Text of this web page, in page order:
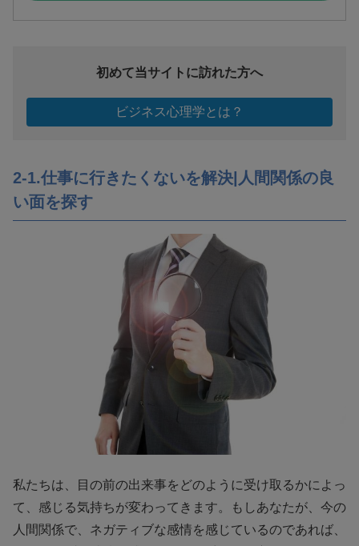
初めて当サイトに訪れた方へ
ビジネス心理学とは？
2-1.仕事に行きたくないを解決|人間関係の良
い面を探す
私たちは、目の前の出来事をどのように受け取るかによっ
て、感じる気持ちが変わってきます。もしあなたが、今の
人間関係で、ネガティブな感情を感じているのであれば、